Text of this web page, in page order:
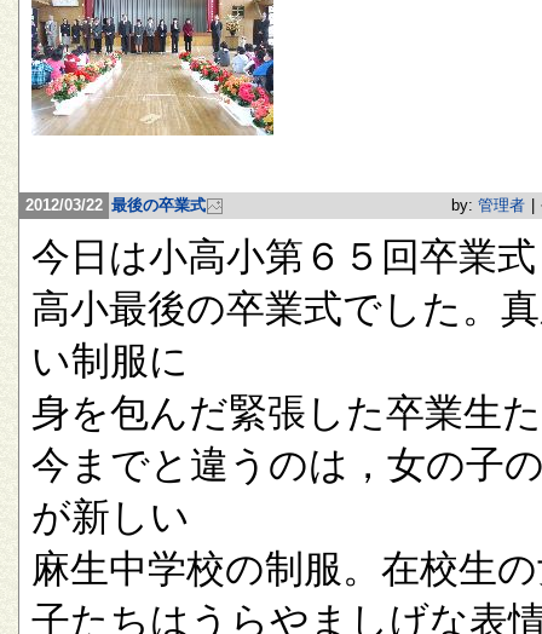
2012/03/22 最後の卒業式 by: 管理者
今日は小高小第６５回卒業
高小最後の卒業式でした。
い制服に
身を包んだ緊張した卒業生
今までと違うのは，女の子
が新しい
麻生中学校の制服。在校生
子たちはうらやましげな表